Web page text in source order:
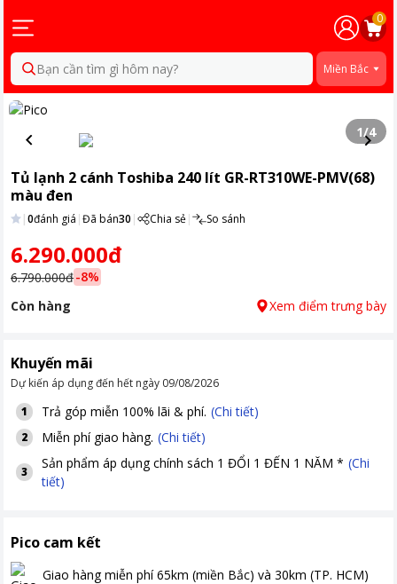
0
Bạn cần tìm gì hôm nay? Miền Bắc
1/4
Tủ lạnh 2 cánh Toshiba 240 lít GR-RT310WE-PMV(68)
màu đen
|0đánh giá |Đã bán30 | Chia sẻ| So sánh
6.290.000đ
6.790.000đ-8%
Còn hàng
Xem điểm trưng bày
Khuyến mãi
Dự kiến áp dụng đến hết ngày 09/08/2026
1
Trả góp miễn 100% lãi & phí. (Chi tiết)
2 Miễn phí giao hàng. (Chi tiết)
3
Sản phẩm áp dụng chính sách 1 ĐỔI 1 ĐẾN 1 NĂM * (Chi
tiết)
Pico cam kết
Giao hàng miễn phí 65km (miền Bắc) và 30km (TP. HCM)